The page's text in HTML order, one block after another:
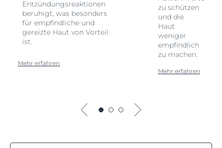
Entzündungsreaktionen
beruhigt, was besonders
für empfindliche und
gereizte Haut von Vorteil
ist.
Mehr erfahren
zu schützen
und die
Haut
weniger
empfindlich
zu machen.
Mehr erfahren